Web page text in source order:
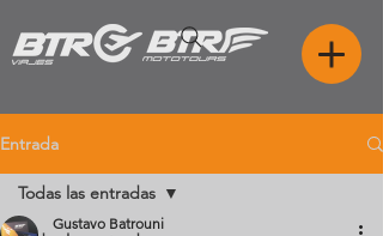
Entrada
Todas las entradas
Gustavo Batrouni